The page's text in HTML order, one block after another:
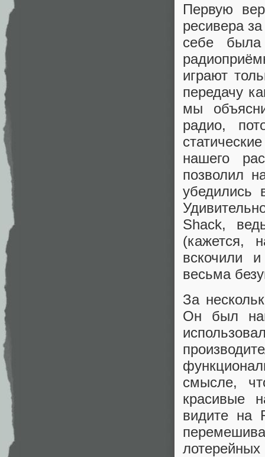
Первую
ресивера
себе
играют
передачу
мы
радио,
нашего
позволил
убедились
Shack,
(кажется,
вскочили
весьма
За
Он был
смысле,
красивые
видите на